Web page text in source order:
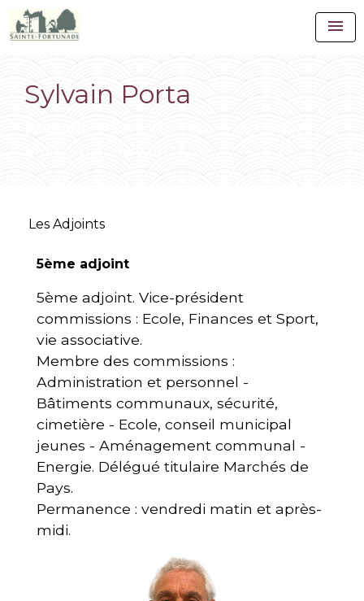
menu
Sylvain Porta
Les Adjoints
5ème adjoint
5ème adjoint. Vice-président
commissions : Ecole, Finances et Sport,
vie associative.
Membre des commissions :
Administration et personnel -
Bâtiments communaux, sécurité,
cimetière - Ecole, conseil municipal
jeunes - Aménagement communal -
Energie. Délégué titulaire Marchés de
Pays.
Permanence : vendredi matin et après-
midi.